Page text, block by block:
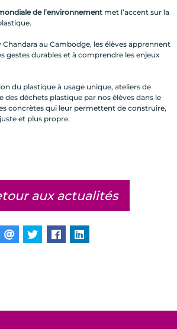
de l’environnement met l’accent sur la
au Cambodge, les élèves apprennent
gestes durables et à comprendre les enjeux
du plastique à usage unique, ateliers de
des déchets plastique par nos élèves dans le
concrètes qui leur permettent de construire,
et plus propre.
aux actualités